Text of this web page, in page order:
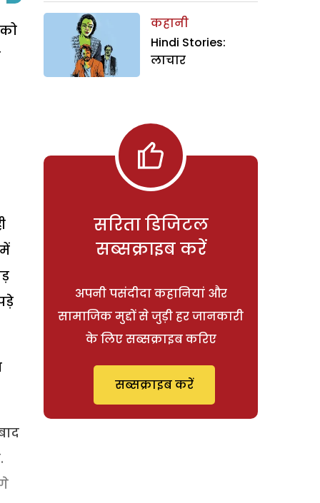
कहानी
Hindi Stories:
लाचार
सरिता डिजिटल
सब्सक्राइब करें
अपनी पसंदीदा कहानियां और
सामाजिक मुद्दों से जुड़ी हर जानकारी
के लिए सब्सक्राइब करिए
सब्सक्राइब करें